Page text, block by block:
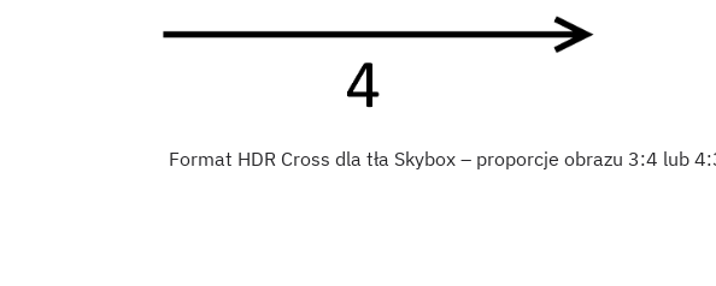
Format HDR Cross dla tła Skybox – proporcje obrazu 3:4 lub